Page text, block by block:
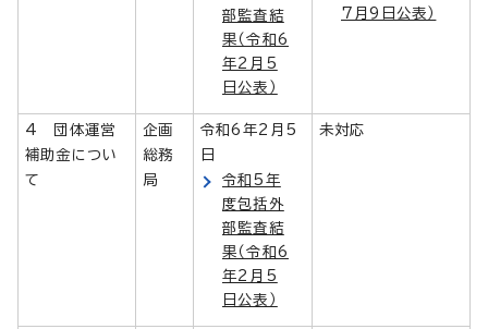
部監査結
果（令和6
年2月5
日公表）
7月9日公表）
4 団体運営
補助金につい
て
企画
総務
局
令和6年2月5
日
令和5年
度包括外
部監査結
果（令和6
年2月5
日公表）
未対応